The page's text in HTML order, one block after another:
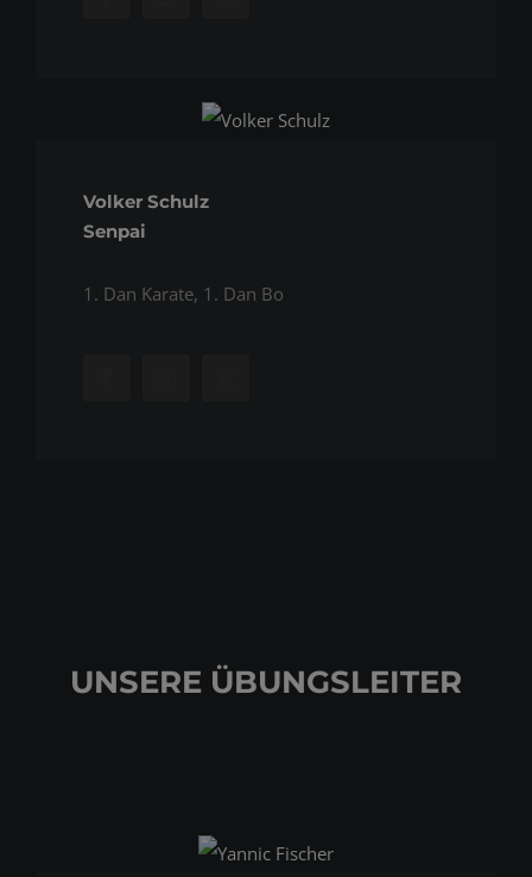
Volker Schulz
Senpai
1. Dan Karate, 1. Dan Bo
UNSERE ÜBUNGSLEITER